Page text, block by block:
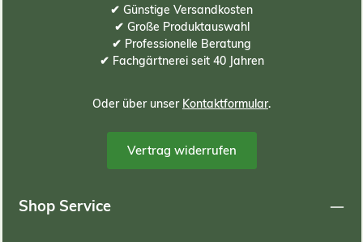
✔ Günstige Versandkosten
✔ Große Produktauswahl
✔ Professionelle Beratung
✔ Fachgärtnerei seit 40 Jahren
Oder über unser Kontaktformular.
Vertrag widerrufen
Shop Service